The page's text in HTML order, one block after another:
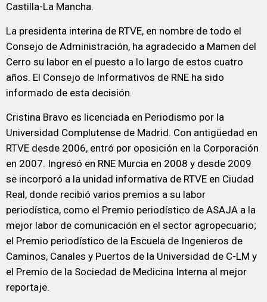
Castilla-La Mancha.
La presidenta interina de RTVE, en nombre de todo el
Consejo de Administración, ha agradecido a Mamen del
Cerro su labor en el puesto a lo largo de estos cuatro
años. El Consejo de Informativos de RNE ha sido
informado de esta decisión.
Cristina Bravo es licenciada en Periodismo por la
Universidad Complutense de Madrid. Con antigüedad en
RTVE desde 2006, entró por oposición en la Corporación
en 2007. Ingresó en RNE Murcia en 2008 y desde 2009
se incorporó a la unidad informativa de RTVE en Ciudad
Real, donde recibió varios premios a su labor
periodística, como el Premio periodístico de ASAJA a la
mejor labor de comunicación en el sector agropecuario;
el Premio periodístico de la Escuela de Ingenieros de
Caminos, Canales y Puertos de la Universidad de C-LM y
el Premio de la Sociedad de Medicina Interna al mejor
reportaje.